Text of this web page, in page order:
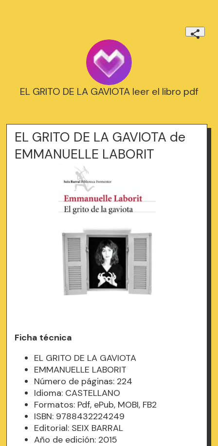
EL GRITO DE LA GAVIOTA leer el libro pdf
EL GRITO DE LA GAVIOTA de
EMMANUELLE LABORIT
Ficha técnica
EL GRITO DE LA GAVIOTA
EMMANUELLE LABORIT
Número de páginas: 224
Idioma: CASTELLANO
Formatos: Pdf, ePub, MOBI, FB2
ISBN: 9788432224249
Editorial: SEIX BARRAL
Año de edición: 2015